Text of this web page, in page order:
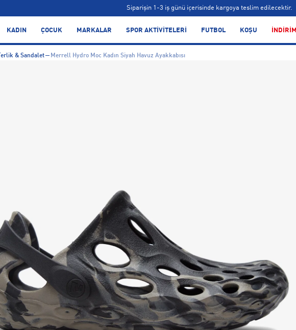
Siparişin 1-3 iş günü içerisinde kargoya teslim edilecektir.
Bonus kartlara özel vade farksız taksit seçenekleri!
KADIN ÇOCUK MARKALAR SPOR AKTİVİTELERİ FUTBOL KOŞU İNDİRİM
Terlik & Sandalet
Merrell Hydro Moc Kadın Siyah Havuz Ayakkabısı